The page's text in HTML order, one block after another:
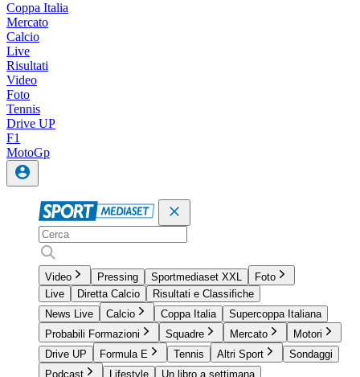
Coppa Italia
Mercato
Calcio
Live
Risultati
Video
Foto
Tennis
Drive UP
F1
MotoGp
Video Pressing Sportmediaset XXL
Foto
Live
Diretta Calcio
Risultati e Classifiche
News Live
Calcio Coppa Italia
Supercoppa Italiana
Probabili Formazioni
Squadre Mercato
Motori
Drive UP
Formula E Tennis Altri Sport
Sondaggi
Podcast
Lifestyle
Un libro a settimana